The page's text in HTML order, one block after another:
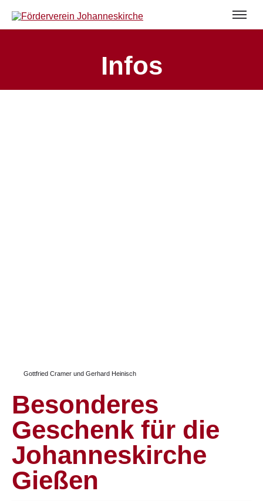
Infos
Gottfried Cramer und Gerhard Heinisch
Besonderes
Geschenk für die
Johanneskirche
Gießen